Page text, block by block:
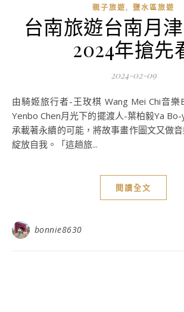
親子旅遊, 鹽水區旅遊
台南旅遊台南月
2024年搶先
2024-02-09
由騎姬旅行者-王玫棋 Wang Mei Chi音樂Bartender-陳彥伯
Yenbo Chen月光下的擺渡人-葉柏毅Ya
承載著永續的可能，將故事畫作圖文又做
綻放自我。「這趟旅...
閱讀全文
bonnie8630